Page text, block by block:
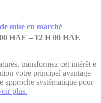
mise en marché
HAE – 12 H 00 HAE
transformez cet intérêt en
votre principal avantage
approche systématique pour
plus.